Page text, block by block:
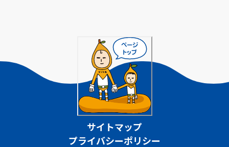
サイトマップ
プライバシーポリシー